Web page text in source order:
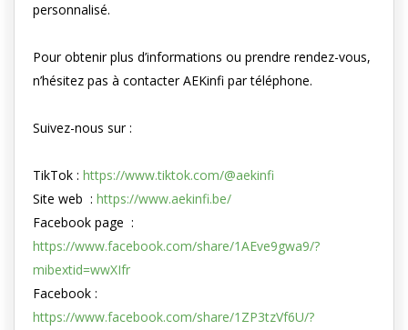
personnalisé.
Pour obtenir plus d’informations ou prendre rendez-vous,
n’hésitez pas à contacter AEKinfi par téléphone.
Suivez-nous sur :
TikTok : https://www.tiktok.com/@aekinfi
Site web : https://www.aekinfi.be/
Facebook page :
https://www.facebook.com/share/1AEve9gwa9/?
mibextid=wwXIfr
Facebook :
https://www.facebook.com/share/1ZP3tzVf6U/?